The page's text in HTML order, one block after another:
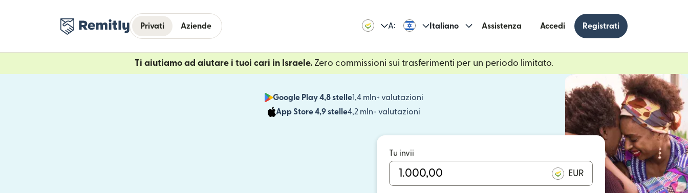
Privati Aziende A: Italiano Assistenza Accedi Registrati
Ti aiutiamo ad aiutare i tuoi cari in Israele. Zero commissioni sui trasferimenti per un periodo limitato.
Google Play 4,8 stelle1,4 mln+ valutazioni
App Store 4,9 stelle4,2 mln+ valutazioni
Tu invii
EUR